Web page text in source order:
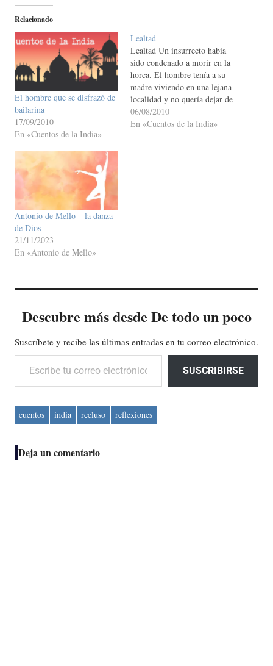
Relacionado
El hombre que se disfrazó de
bailarina
17/09/2010
En «Cuentos de la India»
Lealtad
Lealtad Un insurrecto había
sido condenado a morir en la
horca. El hombre tenía a su
madre viviendo en una lejana
localidad y no quería dejar de
despedirse de ella por este
motivo. Hizo al rey la
06/08/2010
En «Cuentos de la India»
Antonio de Mello – la danza
de Dios
21/11/2023
En «Antonio de Mello»
Descubre más desde De todo un poco
Suscríbete y recibe las últimas entradas en tu correo electrónico.
Escribe tu correo electrónico…
SUSCRIBIRSE
cuentos india recluso reflexiones
Deja un comentario